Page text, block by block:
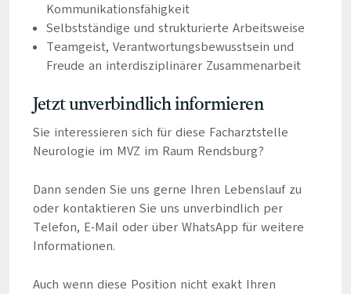
Kommunikationsfähigkeit
Selbstständige und strukturierte Arbeitsweise
Teamgeist, Verantwortungsbewusstsein und
Freude an interdisziplinärer Zusammenarbeit
Jetzt unverbindlich informieren
Sie interessieren sich für diese Facharztstelle
Neurologie im MVZ im Raum Rendsburg?
Dann senden Sie uns gerne Ihren Lebenslauf zu
oder kontaktieren Sie uns unverbindlich per
Telefon, E-Mail oder über WhatsApp für weitere
Informationen.
Auch wenn diese Position nicht exakt Ihren